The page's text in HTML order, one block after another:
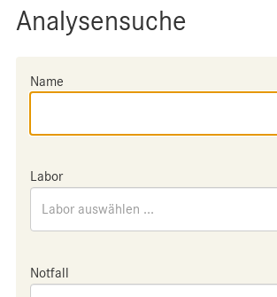
Analysensuche
Name
Labor
Labor auswählen ...
Notfall